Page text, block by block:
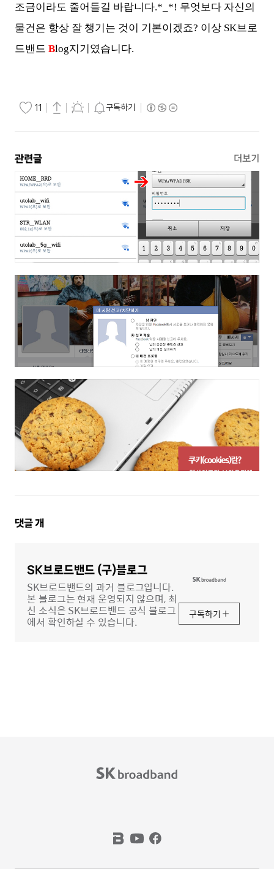
조금이라도 줄어들길 바랍니다.*_*! 무엇보다 자신의
물건은 항상 잘 챙기는 것이 기본이겠죠? 이상 SK브로
드밴드 Blog지기였습니다.
11 구독하기
관련글 더보기
댓
댓글개
SK브로드밴드 (구)블로그
SK브로드밴드의 과거 블로그입니다.
본 블로그는 현재 운영되지 않으며, 최
신 소식은 SK브로드밴드 공식 블로그
에서 확인하실 수 있습니다.
구독하기